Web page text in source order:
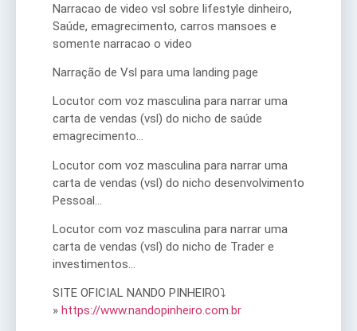
Narracao de video vsl sobre lifestyle dinheiro,
Saúde, emagrecimento, carros mansoes e
somente narracao o video
Narração de Vsl para uma landing page
Locutor com voz masculina para narrar uma
carta de vendas (vsl) do nicho de saúde
emagrecimento…
Locutor com voz masculina para narrar uma
carta de vendas (vsl) do nicho desenvolvimento
Pessoal…
Locutor com voz masculina para narrar uma
carta de vendas (vsl) do nicho de Trader e
investimentos…
SITE OFICIAL NANDO PINHEIRO⤵
» https://www.nandopinheiro.com.br